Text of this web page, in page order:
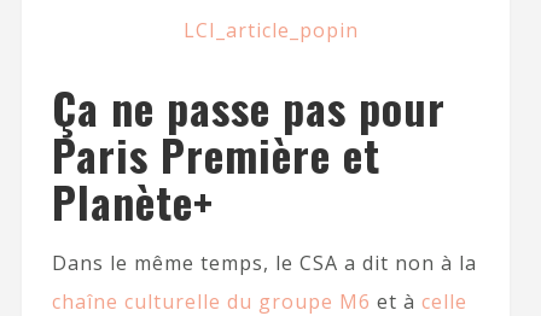
Ça ne passe pas pour
Paris Première et
Planète+
Dans le même temps, le CSA a dit non à la
chaîne culturelle du groupe M6 et à celle